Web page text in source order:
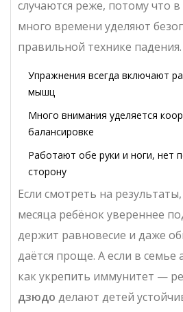
случаются реже, потому что
много времени уделяют
правильной технике падения.
Упражнения всегда включают
мышц
Много внимания уделяется
балансировке
Работают обе руки и ноги, нет
сторону
Если смотреть на
месяца ребёнок увереннее
держит равновесие и даже
даётся проще. А если в семье
как укрепить иммунитет —
дзюдо делают детей